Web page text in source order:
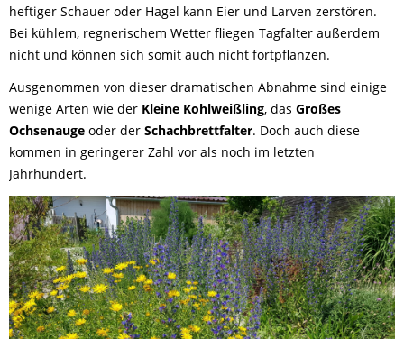
heftiger Schauer oder Hagel kann Eier und Larven zerstören.
Bei kühlem, regnerischem Wetter fliegen Tagfalter außerdem
nicht und können sich somit auch nicht fortpflanzen.
Ausgenommen von dieser dramatischen Abnahme sind einige
wenige Arten wie der Kleine Kohlweißling, das Großes
Ochsenauge oder der Schachbrettfalter. Doch auch diese
kommen in geringerer Zahl vor als noch im letzten
Jahrhundert.